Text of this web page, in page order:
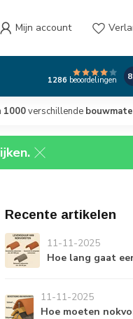
Mijn account
1286 beoordelingen
1000verschillende
Recente artikelen
11-11-2025
Hoe lang gaat
11-11-2025
Hoe moeten